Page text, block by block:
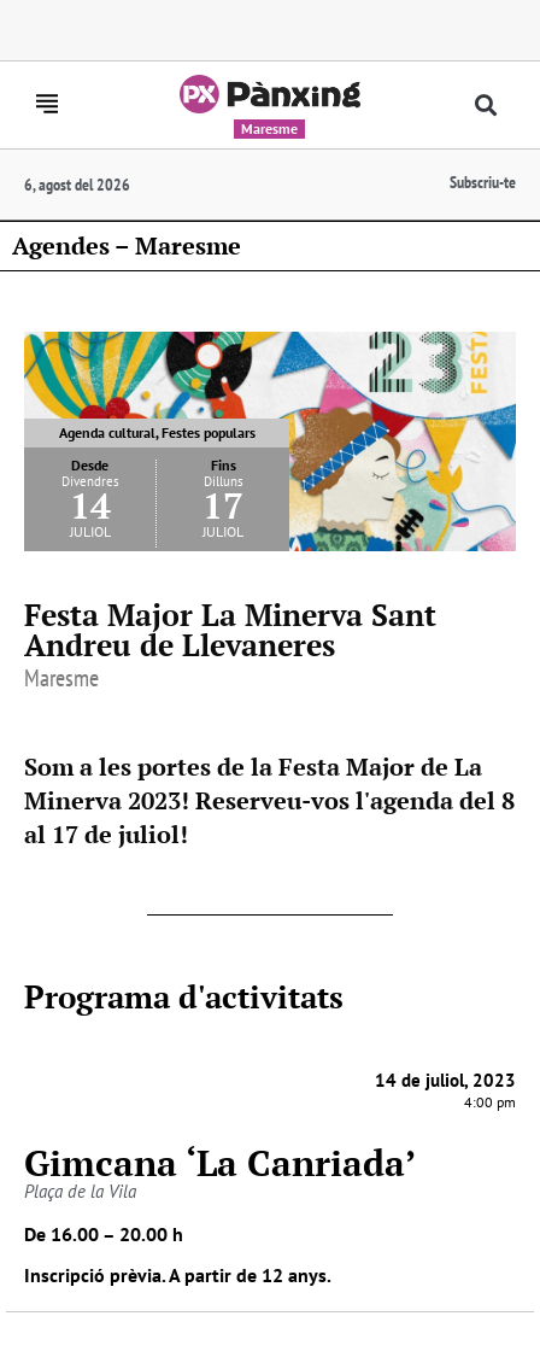
Maresme
6, agost del 2026 Subscriu-te
Agendes – Maresme
Agenda cultural, Festes populars
Desde
Divendres
14
juliol
Fins
Dilluns
17
juliol
Festa Major La Minerva Sant
Andreu de Llevaneres
Maresme
Som a les portes de la Festa Major de La
Minerva 2023! Reserveu-vos l'agenda del 8
al 17 de juliol!
Programa d'activitats
14 de juliol, 2023
4:00 pm
Gimcana ‘La Canriada’
Plaça de la Vila
De 16.00 – 20.00 h
Inscripció prèvia. A partir de 12 anys.